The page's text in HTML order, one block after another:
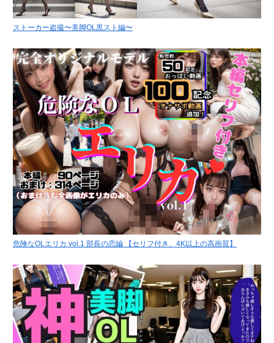
ストーカー盗撮〜美脚OL黒スト編〜
危険なOLエリカ vol.1 部長の恋編 【セリフ付き、4K以上の高画質】